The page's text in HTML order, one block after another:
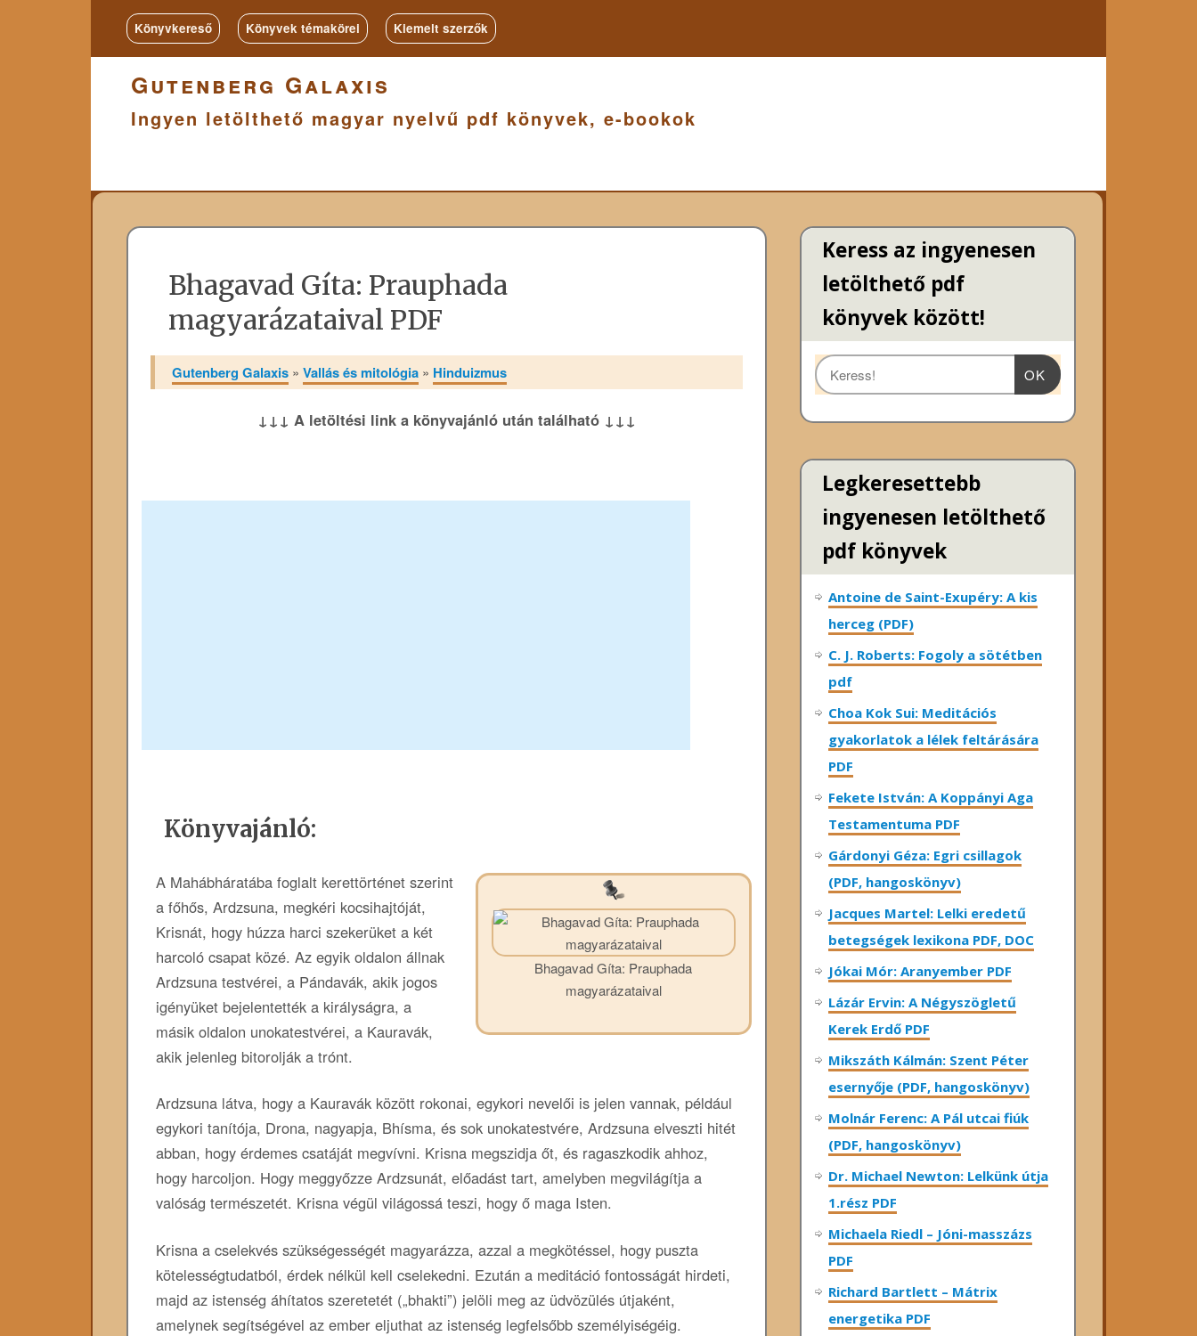
Könyvkereső Könyvek témakörei Kiemelt szerzők
Gutenberg Galaxis
Ingyen letölthető magyar nyelvű pdf könyvek, e-bookok
Bhagavad Gíta: Prauphada
magyarázataival PDF
Gutenberg Galaxis »Vallás és mitológia » Hinduizmus
↓↓↓ A letöltési link a könyvajánló után található ↓↓↓
Könyvajánló:
Bhagavad Gíta: Prauphada
magyarázataival
A Mahábháratába foglalt kerettörténet szerint
a főhős, Ardzsuna, megkéri kocsihajtóját,
Krisnát, hogy húzza harci szekerüket a két
harcoló csapat közé. Az egyik oldalon állnak
Ardzsuna testvérei, a Pándavák, akik jogos
igényüket bejelentették a királyságra, a
másik oldalon unokatestvérei, a Kauravák,
akik jelenleg bitorolják a trónt.
Ardzsuna látva, hogy a Kauravák között rokonai, egykori nevelői is jelen vannak, például
egykori tanítója, Drona, nagyapja, Bhísma, és sok unokatestvére, Ardzsuna elveszti hitét
abban, hogy érdemes csatáját megvívni. Krisna megszidja őt, és ragaszkodik ahhoz,
hogy harcoljon. Hogy meggyőzze Ardzsunát, előadást tart, amelyben megvilágítja a
valóság természetét. Krisna végül világossá teszi, hogy ő maga Isten.
Krisna a cselekvés szükségességét magyarázza, azzal a megkötéssel, hogy puszta
kötelességtudatból, érdek nélkül kell cselekedni. Ezután a meditáció fontosságát hirdeti,
majd az istenség áhítatos szeretetét („bhakti”) jelöli meg az üdvözülés útjaként,
amelynek segítségével az ember eljuthat az istenség legfelsőbb személyiségéig.
Keress az ingyenesen
letölthető pdf
könyvek között!
OK
Legkeresettebb
ingyenesen letölthető
pdf könyvek
Antoine de Saint-Exupéry: A kis
herceg (PDF)
C. J. Roberts: Fogoly a sötétben
pdf
Choa Kok Sui: Meditációs
gyakorlatok a lélek feltárására
PDF
Fekete István: A Koppányi Aga
Testamentuma PDF
Gárdonyi Géza: Egri csillagok
(PDF, hangoskönyv)
Jacques Martel: Lelki eredetű
betegségek lexikona PDF, DOC
Jókai Mór: Aranyember PDF
Lázár Ervin: A Négyszögletű
Kerek Erdő PDF
Mikszáth Kálmán: Szent Péter
esernyője (PDF, hangoskönyv)
Molnár Ferenc: A Pál utcai fiúk
(PDF, hangoskönyv)
Dr. Michael Newton: Lelkünk útja
1.rész PDF
Michaela Riedl – Jóni-masszázs
PDF
Richard Bartlett – Mátrix
energetika PDF